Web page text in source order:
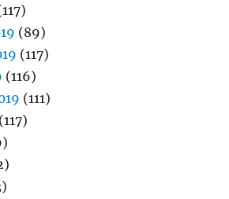
(89)
(117)
(116)
(111)
(117)